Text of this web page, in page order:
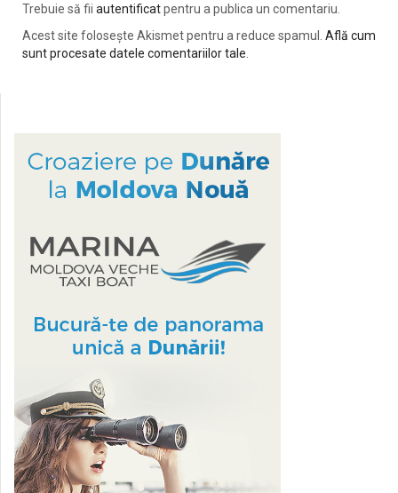
Trebuie să fii autentificatpentru a publica un comentariu.
Acest site folosește Akismet pentru a reduce spamul. Află cum
sunt procesate datele comentariilor tale